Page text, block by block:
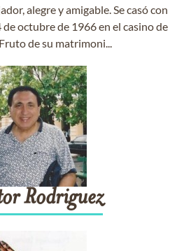
alegre y amigable. Se casó con
de octubre de 1966 en el casino de
de su matrimoni...
Rodriguez